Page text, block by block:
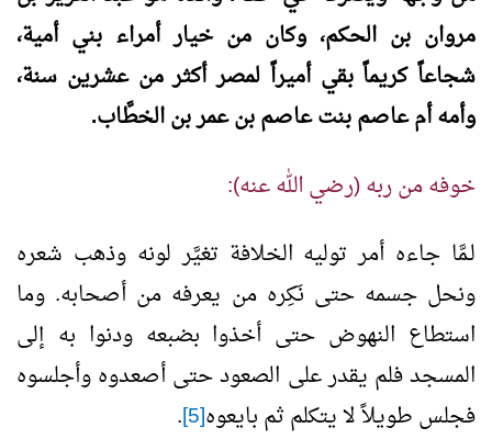
مروان بن الحكم، وكان من خيار أمراء بني أمية،
شجاعاً كريماً بقي أميراً لمصر أكثر من عشرين سنة،
وأمه أم عاصم بنت عاصم بن عمر بن الخطَّاب.
خوفه من ربه (رضي الله عنه):
لـمَّا جاءه أمر توليه الخلافة تغيَّر لونه وذهب شعره
ونحل جسمه حتى نَكِره من يعرفه من أصحابه. وما
استطاع النهوض حتى أخذوا بضبعه ودنوا به إلى
المسجد فلم يقدر على الصعود حتى أصعدوه وأجلسوه
فجلس طويلاً لا يتكلم ثم بايعوه[5]
.